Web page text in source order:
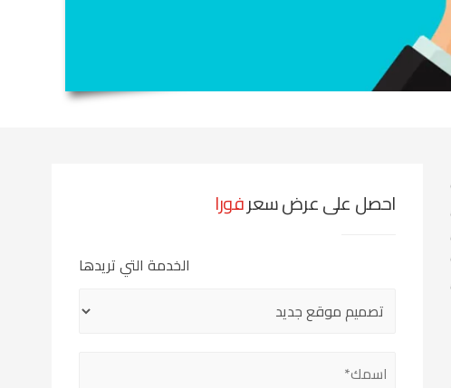
احصل على عرض سعرفورا
الخدمة التي تريدها